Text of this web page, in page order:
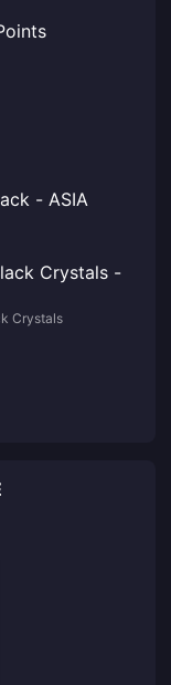
- ASIA
Crystals -
Crystals